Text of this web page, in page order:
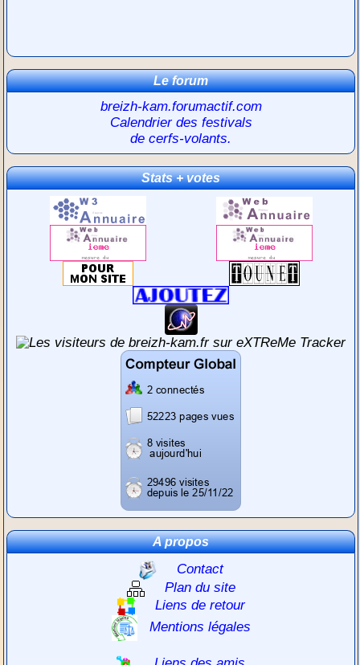
Le forum
breizh-kam.forumactif.com
Calendrier des festivals
de cerfs-volants.
Stats + votes
A propos
Contact
Plan du site
Liens de retour
Mentions légales